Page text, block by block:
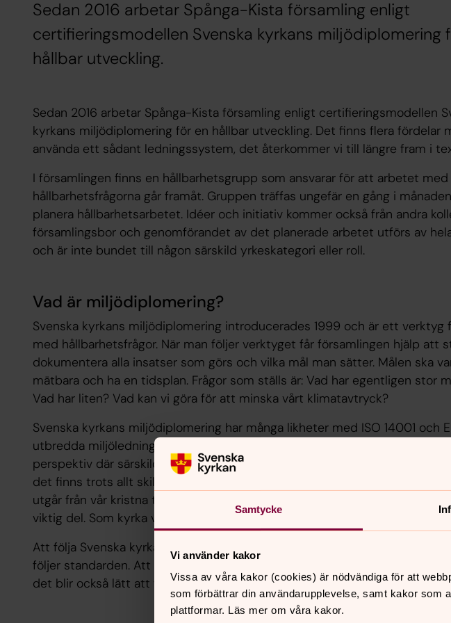
Samtycke
Vi använder kakor
Vissa av våra kakor (cookies) är nödvändiga för att
som förbättrar din användarupplevelse, samt kakor som
plattformar. Läs mer om våra kakor.
Sedan 2016 arbetar Spånga-Kista församling enligt
certifieringsmodellen Svenska kyrkans miljödiplomering
hållbar utveckling.
Sedan 2016 arbetar Spånga-Kista församling enligt certifieringsmodellen
kyrkans miljödiplomering för en hållbar utveckling. Det finns flera fördelar
använda ett sådant ledningssystem, det återkommer vi till längre fram i
I församlingen finns en hållbarhetsgrupp som ansvarar för att arbetet med
hållbarhetsfrågorna går framåt. Gruppen träffas ungefär en gång i
planera hållbarhetsarbetet. Idéer och initiativ kommer också från andra
församlingsbor och genomförandet av det planerade arbetet utförs av
och är inte bundet till någon särskild yrkeskategori eller roll.
Vad är miljödiplomering?
Svenska kyrkans miljödiplomering introducerades 1999 och är ett verktyg
med hållbarhetsfrågor. När man följer verktyget får församlingen hjälp att
dokumentera alla insatser som görs och vilka mål man sätter. Målen ska
mätbara och ha en tidsplan. Frågor som ställs är: Vad har egentligen stor
Vad har liten? Vad kan vi göra för att minska vårt klimatavtryck?
Svenska kyrkans miljödiplomering har många likheter med ISO 14001 och
utbredda miljöledningssystem i näringslivet. Standarden belyser hållbarhet
perspektiv där särskild vikt har lagts vid ekologisk, social och ekonomisk
det finns trots allt skillnader mellan att vara kyrka och företag. Svenska
utgår från vår kristna tro där den andliga/teologiska dimensionen också
viktig del. Som kyrka verkar vi utifrån ett ansvar för skapelsen.
Att följa Svenska kyrkans miljödiplomeringssystem är frivilligt, men många
följer standarden. Att arbeta systematiskt utifrån ett ramverk gör att
det blir också lätt att följa utvecklingen över tid.